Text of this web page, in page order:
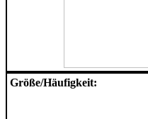
Größe/Häufigkeit: